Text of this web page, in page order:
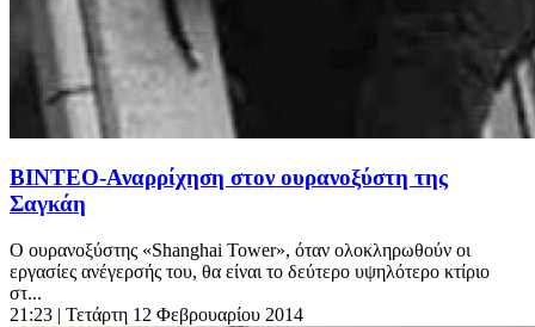
ΒΙΝΤΕΟ-Αναρρίχηση στον ουρανοξύστη της
Σαγκάη
Ο ουρανοξύστης «Shanghai Tower», όταν ολοκληρωθούν οι
εργασίες ανέγερσής του, θα είναι το δεύτερο υψηλότερο κτίριο
στ...
21:23 | Τετάρτη 12 Φεβρουαρίου 2014